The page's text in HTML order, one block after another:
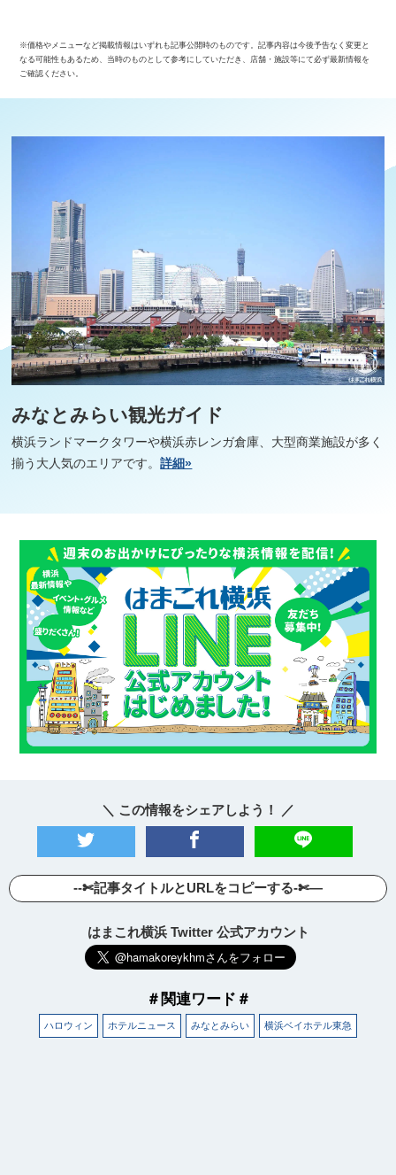
※価格やメニューなど掲載情報はいずれも記事公開時のものです。記事内容は今後予告なく変更と
なる可能性もあるため、当時のものとして参考にしていただき、店舗・施設等にて必ず最新情報を
ご確認ください。
みなとみらい観光ガイド
横浜ランドマークタワーや横浜赤レンガ倉庫、大型商業施設が多く
揃う大人気のエリアです。詳細»
＼ この情報をシェアしよう！ ／
--✄記事タイトルとURLをコピーする-✄—
はまこれ横浜 Twitter 公式アカウント
＃関連ワード＃
ハロウィン ホテルニュース みなとみらい 横浜ベイホテル東急